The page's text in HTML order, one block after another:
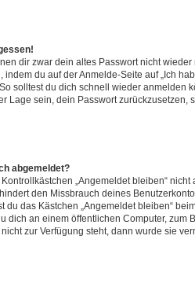
dir zwar dein altes Passwort nicht
indem du auf der Anmelde-Seite auf „Ich
solltest du dich schnell wieder anmelden
Lage sein, dein Passwort zurückzusetzen,
abgemeldet?
„Angemeldet bleiben“
den Missbrauch deines
du das Kästchen „Angemeldet bleiben“
dich an einem öffentlichen Computer, zum
zur Verfügung steht, dann wurde sie